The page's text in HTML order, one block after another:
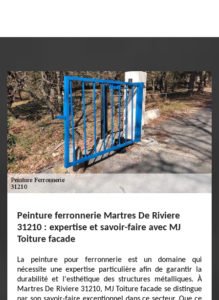
Peinture ferronnerie Martres De Riviere
31210 : expertise et savoir-faire avec MJ
Toiture facade
La peinture pour ferronnerie est un domaine qui
nécessite une expertise particulière afin de garantir la
durabilité et l'esthétique des structures métalliques. À
Martres De Riviere 31210, MJ Toiture facade se distingue